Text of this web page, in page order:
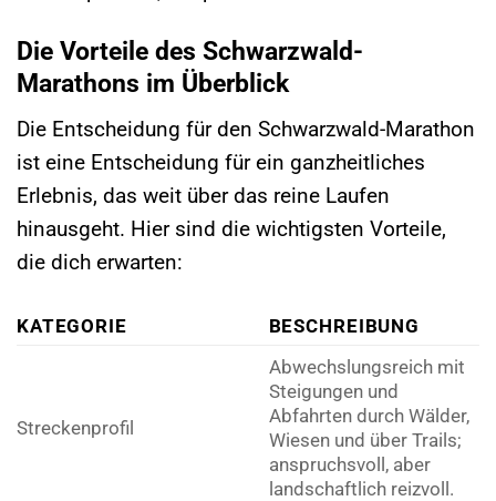
Die Vorteile des Schwarzwald-
Marathons im Überblick
Die Entscheidung für den Schwarzwald-Marathon
ist eine Entscheidung für ein ganzheitliches
Erlebnis, das weit über das reine Laufen
hinausgeht. Hier sind die wichtigsten Vorteile,
die dich erwarten:
KATEGORIE BESCHREIBUNG
Streckenprofil
Abwechslungsreich mit
Steigungen und
Abfahrten durch Wälder,
Wiesen und über Trails;
anspruchsvoll, aber
landschaftlich reizvoll.